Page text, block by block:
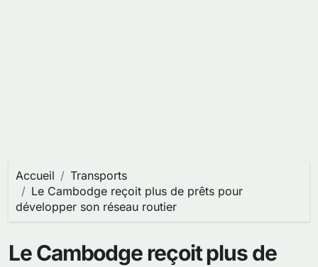
Accueil
Transports
Le Cambodge reçoit plus de prêts pour
développer son réseau routier
Le Cambodge reçoit plus de